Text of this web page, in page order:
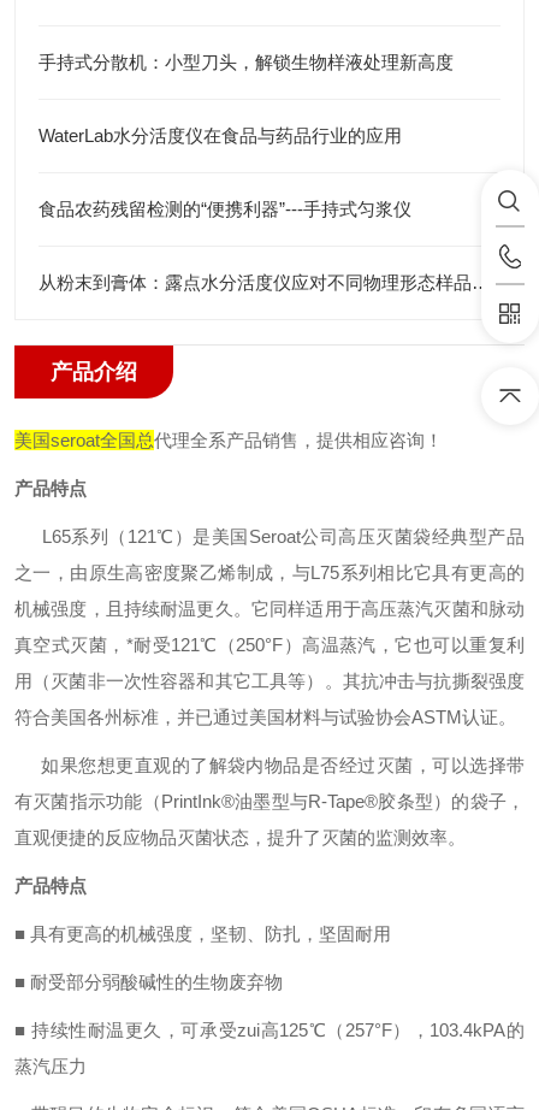
手持式分散机：小型刀头，解锁生物样液处理新高度
WaterLab水分活度仪在食品与药品行业的应用
食品农药残留检测的“便携利器”---手持式匀浆仪
从粉末到膏体：露点水分活度仪应对不同物理形态样品的测量技巧与挑战
产品介绍
美国seroat全国总代理全系产品销售，提供相应咨询！
产品特点
L65系列（121℃）是美国Seroat公司高压灭菌袋经典型产品
之一，由原生高密度聚乙烯制成，与L75系列相比它具有更高的
机械强度，且持续耐温更久。它同样适用于高压蒸汽灭菌和脉动
真空式灭菌，*耐受121℃（250°F）高温蒸汽，它也可以重复利
用（灭菌非一次性容器和其它工具等）。其抗冲击与抗撕裂强度
符合美国各州标准，并已通过美国材料与试验协会ASTM认证。
如果您想更直观的了解袋内物品是否经过灭菌，可以选择带
有灭菌指示功能（PrintInk®油墨型与R-Tape®胶条型）的袋子，
直观便捷的反应物品灭菌状态，提升了灭菌的监测效率。
产品特点
■ 具有更高的机械强度，坚韧、防扎，坚固耐用
■ 耐受部分弱酸碱性的生物废弃物
■ 持续性耐温更久，可承受zui高125℃（257°F），103.4kPA的
蒸汽压力